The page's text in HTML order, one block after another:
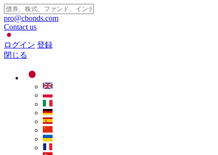
pro@cbonds.com
Contact us
ログイン 登録
閉じる